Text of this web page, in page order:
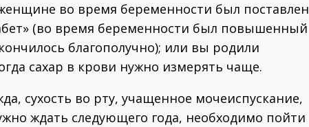
во время беременности был поставлен
(во время беременности был повышенный
благополучно); или вы родили
сахар в крови нужно измерять чаще.
сухость во рту, учащенное мочеиспускание,
ждать следующего года, необходимо пойти